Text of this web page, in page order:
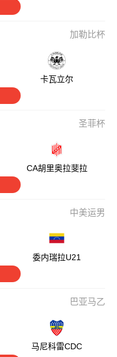
加勒比杯
卡瓦立尔
圣菲杯
CA胡里奥拉斐拉
中美运男
委内瑞拉U21
巴亚马乙
马尼科雷CDC